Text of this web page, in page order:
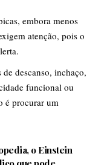
embora menos
atenção, pois o
descanso, inchaço,
funcional ou
é procurar um
o Einstein